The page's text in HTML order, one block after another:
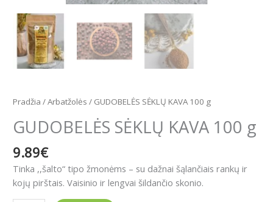
Pradžia /Arbatžolės / GUDOBELĖS SĖKLŲ KAVA 100 g
GUDOBELĖS SĖKLŲ KAVA 100 g
9.89€
Tinka ,,šalto“ tipo žmonėms – su dažnai šąlančiais rankų ir
kojų pirštais. Vaisinio ir lengvai šildančio skonio.​